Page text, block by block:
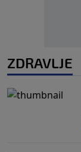
ZDRAVLJE